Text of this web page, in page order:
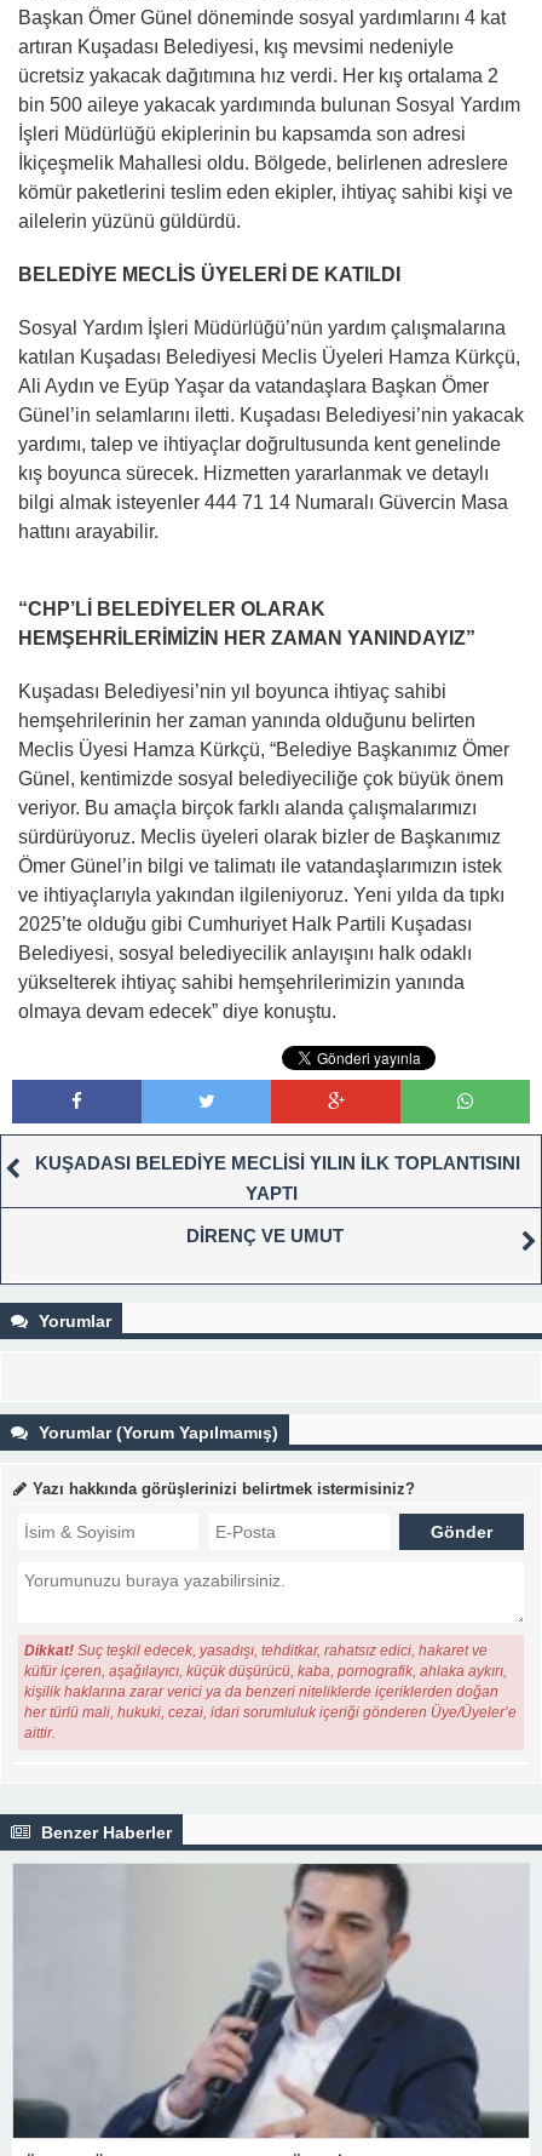
Başkan Ömer Günel döneminde sosyal yardımlarını 4 kat
artıran Kuşadası Belediyesi, kış mevsimi nedeniyle
ücretsiz yakacak dağıtımına hız verdi. Her kış ortalama 2
bin 500 aileye yakacak yardımında bulunan Sosyal Yardım
İşleri Müdürlüğü ekiplerinin bu kapsamda son adresi
İkiçeşmelik Mahallesi oldu. Bölgede, belirlenen adreslere
kömür paketlerini teslim eden ekipler, ihtiyaç sahibi kişi ve
ailelerin yüzünü güldürdü.
BELEDİYE MECLİS ÜYELERİ DE KATILDI
Sosyal Yardım İşleri Müdürlüğü’nün yardım çalışmalarına
katılan Kuşadası Belediyesi Meclis Üyeleri Hamza Kürkçü,
Ali Aydın ve Eyüp Yaşar da vatandaşlara Başkan Ömer
Günel’in selamlarını iletti. Kuşadası Belediyesi’nin yakacak
yardımı, talep ve ihtiyaçlar doğrultusunda kent genelinde
kış boyunca sürecek. Hizmetten yararlanmak ve detaylı
bilgi almak isteyenler 444 71 14 Numaralı Güvercin Masa
hattını arayabilir.
“CHP’Lİ BELEDİYELER OLARAK
HEMŞEHRİLERİMİZİN HER ZAMAN YANINDAYIZ”
Kuşadası Belediyesi’nin yıl boyunca ihtiyaç sahibi
hemşehrilerinin her zaman yanında olduğunu belirten
Meclis Üyesi Hamza Kürkçü, “Belediye Başkanımız Ömer
Günel, kentimizde sosyal belediyeciliğe çok büyük önem
veriyor. Bu amaçla birçok farklı alanda çalışmalarımızı
sürdürüyoruz. Meclis üyeleri olarak bizler de Başkanımız
Ömer Günel’in bilgi ve talimatı ile vatandaşlarımızın istek
ve ihtiyaçlarıyla yakından ilgileniyoruz. Yeni yılda da tıpkı
2025’te olduğu gibi Cumhuriyet Halk Partili Kuşadası
Belediyesi, sosyal belediyecilik anlayışını halk odaklı
yükselterek ihtiyaç sahibi hemşehrilerimizin yanında
olmaya devam edecek” diye konuştu.
KUŞADASI BELEDİYE MECLİSİ YILIN İLK TOPLANTISINI
YAPTI
DİRENÇ VE UMUT
Yorumlar
Yorumlar (Yorum Yapılmamış)
Yazı hakkında görüşlerinizi belirtmek istermisiniz?
Dikkat! Suç teşkil edecek, yasadışı, tehditkar, rahatsız edici, hakaret ve
küfür içeren, aşağılayıcı, küçük düşürücü, kaba, pornografik, ahlaka aykırı,
kişilik haklarına zarar verici ya da benzeri niteliklerde içeriklerden doğan
her türlü mali, hukuki, cezai, idari sorumluluk içeriği gönderen Üye/Üyeler’e
aittir.
Benzer Haberler